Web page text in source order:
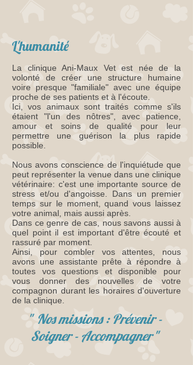
L'humanité
La clinique Ani-Maux Vet est née de la
volonté de créer une structure humaine
voire presque "familiale" avec une équipe
proche de ses patients et à l'écoute.
Ici, vos animaux sont traités comme s'ils
étaient "l'un des nôtres", avec patience,
amour et soins de qualité pour leur
permettre une guérison la plus rapide
possible.
Nous avons conscience de l'inquiétude que
peut représenter la venue dans une clinique
vétérinaire: c'est une importante source de
stress et/ou d'angoisse. Dans un premier
temps sur le moment, quand vous laissez
votre animal, mais aussi après.
Dans ce genre de cas, nous savons aussi à
quel point il est important d'être écouté et
rassuré par moment.
Ainsi, pour combler vos attentes, nous
avons une assistante prête à répondre à
toutes vos questions et disponible pour
vous donner des nouvelles de votre
compagnon durant les horaires d'ouverture
de la clinique.
" Nos missions : Prévenir -
Soigner - Accompagner"